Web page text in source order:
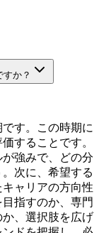
か？
す。この時期に
することです。
強みで、どの分
次に、希望する
ャリアの方向性
指すのか、専門
、選択肢を広げ